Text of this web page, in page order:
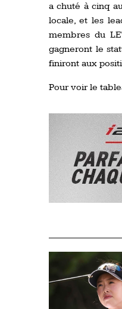
a chuté à cinq
locale, et les
membres du
gagneront le
finiront aux
Pour voir le